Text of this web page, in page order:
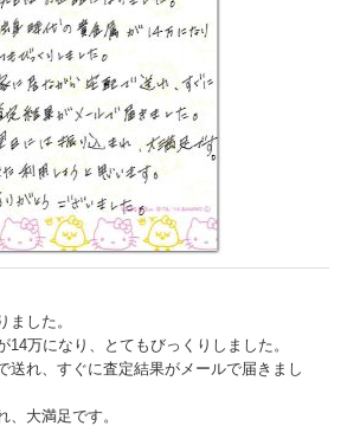
ました。
14万になり、とてもびっくりしました。
送れ、すぐに査定結果がメールで届きまし
、大満足です。